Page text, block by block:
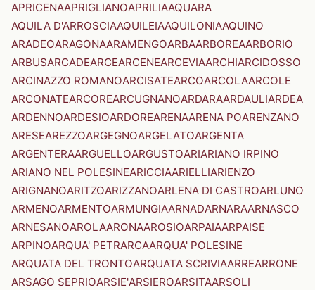
APRICENAAPRIGLIANOAPRILIAAQUARA
AQUILA D'ARROSCIAAQUILEIAAQUILONIAAQUINO
ARADEOARAGONAARAMENGOARBAARBOREAARBORIO
ARBUSARCADEARCEARCENEARCEVIAARCHIARCIDOSSO
ARCINAZZO ROMANOARCISATEARCOARCOLAARCOLE
ARCONATEARCOREARCUGNANOARDARAARDAULIARDEA
ARDENNOARDESIOARDOREARENAARENA POARENZANO
ARESEAREZZOARGEGNOARGELATOARGENTA
ARGENTERAARGUELLOARGUSTOARIARIANO IRPINO
ARIANO NEL POLESINEARICCIAARIELLIARIENZO
ARIGNANOARITZOARIZZANOARLENA DI CASTROARLUNO
ARMENOARMENTOARMUNGIAARNADARNARAARNASCO
ARNESANOAROLAARONAAROSIOARPAIAARPAISE
ARPINOARQUA' PETRARCAARQUA' POLESINE
ARQUATA DEL TRONTOARQUATA SCRIVIAARREARRONE
ARSAGO SEPRIOARSIE'ARSIEROARSITAARSOLI